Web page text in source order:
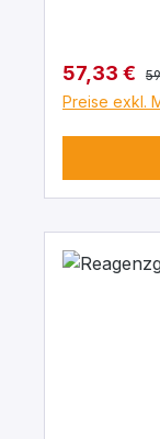
57,33 €
Preise exkl.